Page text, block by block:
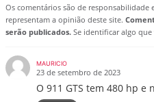
Os comentários são de responsabilidade
representam a opinião deste site.
serão publicados. Se identificar algo
MAURICIO
23 de setembro de 2023
O 911 GTS tem 480 hp e